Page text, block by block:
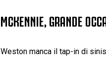
MCKENNIE, GRANDE
Weston manca il tap-in di